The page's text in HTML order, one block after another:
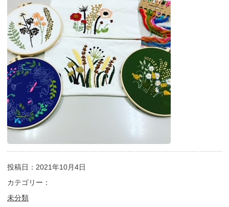
投稿日：2021年10月4日
カテゴリー：
未分類